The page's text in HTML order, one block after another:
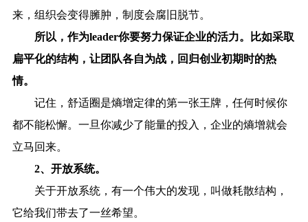
来，组织会变得臃肿，制度会腐旧脱节。
所以，作为leader你要努力保证企业的活力。比如采取
扁平化的结构，让团队各自为战，回归创业初期时的热
情。
记住，舒适圈是熵增定律的第一张王牌，任何时候你
都不能松懈。一旦你减少了能量的投入，企业的熵增就会
立马回来。
2、开放系统。
关于开放系统，有一个伟大的发现，叫做耗散结构，
它给我们带去了一丝希望。